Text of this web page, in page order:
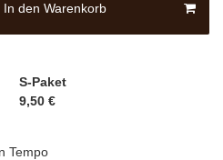
In den Warenkorb
S-Paket
9,50 €
Tempo